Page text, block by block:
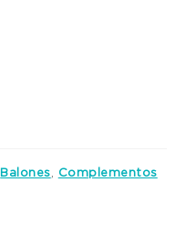
Balones
Complementos